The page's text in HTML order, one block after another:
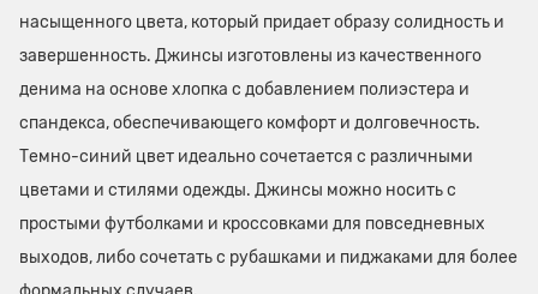
насыщенного цвета, который придает образу солидность и
завершенность. Джинсы изготовлены из качественного
денима на основе хлопка с добавлением полиэстера и
спандекса, обеспечивающего комфорт и долговечность.
Темно-синий цвет идеально сочетается с различными
цветами и стилями одежды. Джинсы можно носить с
простыми футболками и кроссовками для повседневных
выходов, либо сочетать с рубашками и пиджаками для более